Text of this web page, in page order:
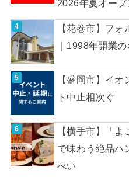
2026年夏オープ
【花巻市】フ
｜1998年開業
【盛岡市】イ
ト中止相次ぐ
【横手市】「
で味わう絶品ハ
べい